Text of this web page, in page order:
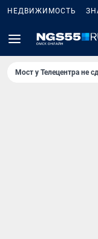
НЕДВИЖИМОСТЬ
Мост у Телецентра не